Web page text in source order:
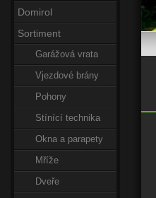
Domirol
Sortiment
Garážová vrata
Vjezdové brány
Pohony
Stínící technika
Okna a parapety
Mříže
Dveře